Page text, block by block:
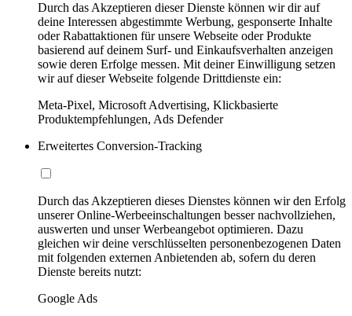
Durch das Akzeptieren dieser Dienste können wir dir auf
deine Interessen abgestimmte Werbung, gesponserte Inhalte
oder Rabattaktionen für unsere Webseite oder Produkte
basierend auf deinem Surf- und Einkaufsverhalten anzeigen
sowie deren Erfolge messen. Mit deiner Einwilligung setzen
wir auf dieser Webseite folgende Drittdienste ein:
Meta-Pixel, Microsoft Advertising, Klickbasierte
Produktempfehlungen, Ads Defender
Erweitertes Conversion-Tracking
Durch das Akzeptieren dieses Dienstes können wir den Erfolg
unserer Online-Werbeeinschaltungen besser nachvollziehen,
auswerten und unser Werbeangebot optimieren. Dazu
gleichen wir deine verschlüsselten personenbezogenen Daten
mit folgenden externen Anbietenden ab, sofern du deren
Dienste bereits nutzt:
Google Ads